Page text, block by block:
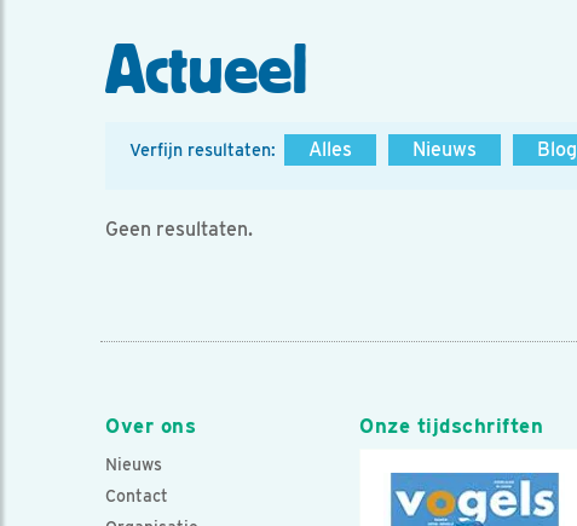
Actueel
Verfijn resultaten: Alles Nieuws Blog
Geen resultaten.
Over ons
Nieuws
Contact
Onze tijdschriften